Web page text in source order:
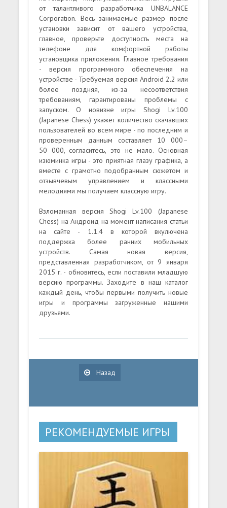
от талантливого разработчика UNBALANCE
Corporation. Весь занимаемые размер после
установки зависит от вашего устройства,
главное, проверьте доступность места на
телефоне для комфортной работы
установщика приложения. Главное требования
- версия программного обеспечения на
устройстве - Требуемая версия Android 2.2 или
более поздняя, из-за несоответствия
требованиям, гарантированы проблемы с
запуском. О новизне игры Shogi Lv.100
(Japanese Chess) укажет количество скачавших
пользователей во всем мире - по последним и
проверенным данным составляет 10 000–
50 000, согласитесь, это не мало. Основная
изюминка игры - это приятная глазу графика, а
вместе с грамотно подобранным сюжетом и
отзывчевым управлением и классными
мелодиями мы получаем классную игру.
Взломанная версия Shogi Lv.100 (Japanese
Chess) на Андроид на момент написания статьи
на сайте - 1.1.4 в которой вкулючена
поддержка более ранних мобильных
устройств. Самая новая версия,
представленная разработчиком, от 9 января
2015 г. - обновитесь, если поставили младшую
версию программы. Заходите в наш каталог
каждый день, чтобы первыми получить новые
игры и программы загруженные нашими
друзьями.
Назад
РЕКОМЕНДУЕМЫЕ ИГРЫ